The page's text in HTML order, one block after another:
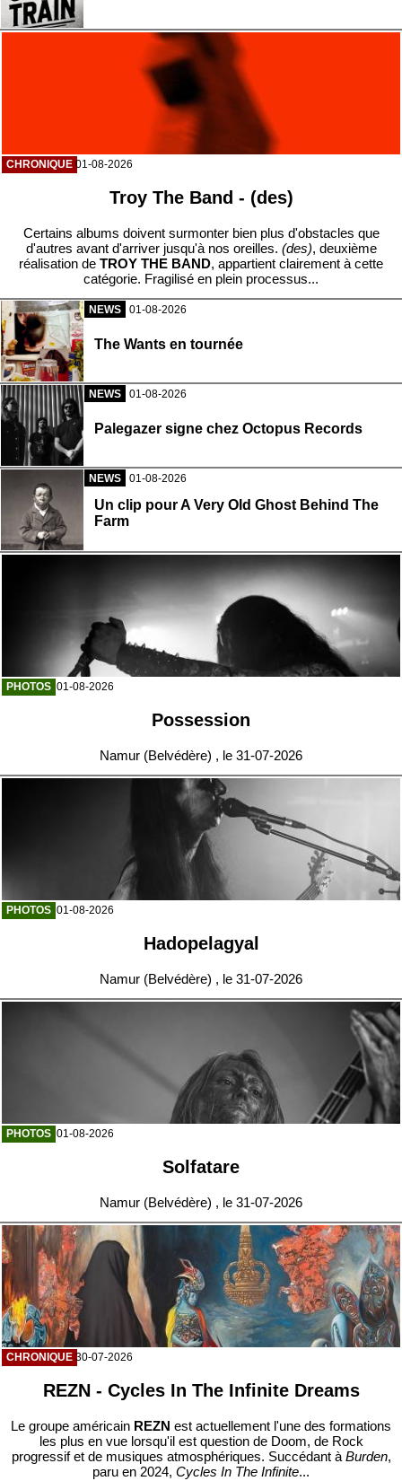
CHRONIQUE 01-08-2026
Troy The Band - (des)
Certains albums doivent surmonter bien plus d'obstacles que
d'autres avant d'arriver jusqu'à nos oreilles. (des), deuxième
réalisation de TROY THE BAND, appartient clairement à cette
catégorie. Fragilisé en plein processus...
NEWS 01-08-2026
The Wants en tournée
NEWS 01-08-2026
Palegazer signe chez Octopus Records
NEWS 01-08-2026
Un clip pour A Very Old Ghost Behind The
Farm
PHOTOS 01-08-2026
Possession
Namur (Belvédère) , le 31-07-2026
PHOTOS 01-08-2026
Hadopelagyal
Namur (Belvédère) , le 31-07-2026
PHOTOS 01-08-2026
Solfatare
Namur (Belvédère) , le 31-07-2026
CHRONIQUE 30-07-2026
REZN - Cycles In The Infinite Dreams
Le groupe américain REZN est actuellement l'une des formations
les plus en vue lorsqu'il est question de Doom, de Rock
progressif et de musiques atmosphériques. Succédant àBurden,
paru en 2024, Cycles In The Infinite...